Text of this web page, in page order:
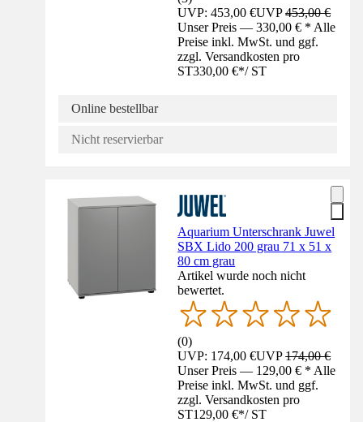
UVP: 453,00 €UVP453,00 €
Unser Preis — 330,00 € * Alle
Preise inkl. MwSt. und ggf.
zzgl. Versandkosten pro
ST330,00 €*/ ST
Online bestellbar
Nicht reservierbar
Aquarium Unterschrank Juwel
SBX Lido 200 grau 71 x 51 x
80 cm grau
Artikel wurde noch nicht
bewertet.
(0)
UVP: 174,00 €UVP174,00 €
Unser Preis — 129,00 € * Alle
Preise inkl. MwSt. und ggf.
zzgl. Versandkosten pro
ST129,00 €*/ ST